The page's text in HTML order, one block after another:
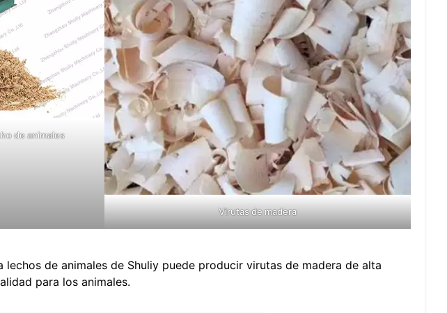
de animales
Virutas de madera
lechos de animales de Shuliy puede producir virutas de madera de alta
para los animales.